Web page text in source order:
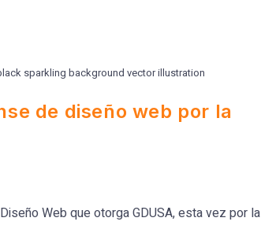
sparkling background vector illustration
de diseño web por la
Web que otorga GDUSA, esta vez por la